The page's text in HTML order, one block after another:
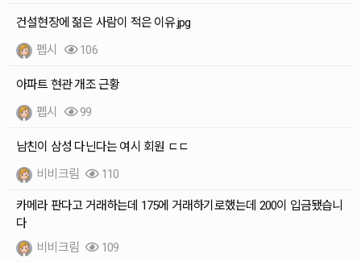
건설현장에 젊은 사람이 적은 이유.jpg
펩시
106
아파트 현관 개조 근황
펩시
99
남친이 삼성 다닌다는 여시 회원 ㄷㄷ
비비크림
110
카메라 판다고 거래하는데 175에 거래하기로했는데 200이 입금됐습니
다
비비크림
109